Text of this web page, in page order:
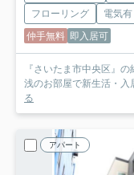
フローリング
電気有
仲手無料 即入居可
『さいたま市中央区』
浅のお部屋で新生活・入
る
アパート